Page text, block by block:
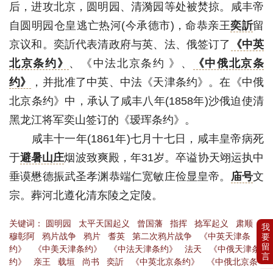
后，进攻北京，圆明园、清漪园等处被焚掠。咸丰帝
自圆明园仓皇逃亡热河(今承德市)，命恭亲王奕訢留
京议和。奕訢代表清政府与英、法、俄签订了
《中英
北京条约》 、《中法北京条约 》、
《中俄北京条
约》
，并批准了中英、中法《天津条约》。在《中俄
北京条约》中，承认了咸丰八年(1858年)沙俄迫使清
黑龙江将军奕山签订的《瑷珲条约》。
咸丰十一年(1861年)七月十七日，咸丰皇帝病死
于避暑山庄烟波致爽殿，年31岁。卒谥协天翊运执中
垂谟懋德振武圣孝渊恭端仁宽敏庄俭显皇帝。 庙号文
宗。葬河北遵化清东陵之定陵。
关键词： 圆明园 太平天国起义 曾国藩 指挥 捻军起义
肃顺
穆彰阿
鸦片战争 鸦片 耆英 第二次鸦片战争
《中英天津条
约》
《中美天津条约》 《中法天津条约》 法天
《中俄天津条
约》
亲王 载垣 尚书 奕訢 《中英北京条约》
《中俄北京条